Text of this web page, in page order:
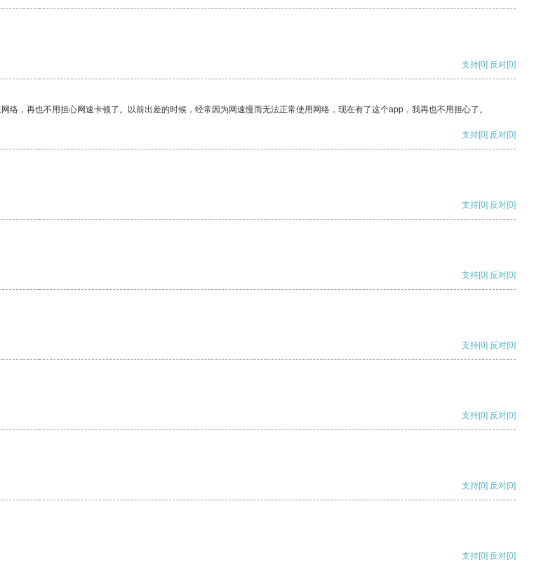
支持[0] 反对[0]
，再也不用担心网速卡顿了。以前出差的时候，经常因为网速慢而无法正常使用网络，现在有了这个app，我再也不用担心了。
支持[0] 反对[0]
支持[0] 反对[0]
支持[0] 反对[0]
支持[0] 反对[0]
支持[0] 反对[0]
支持[0] 反对[0]
支持[0] 反对[0]